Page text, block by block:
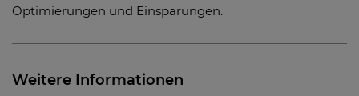
Optimierungen und Einsparungen.
Weitere Informationen